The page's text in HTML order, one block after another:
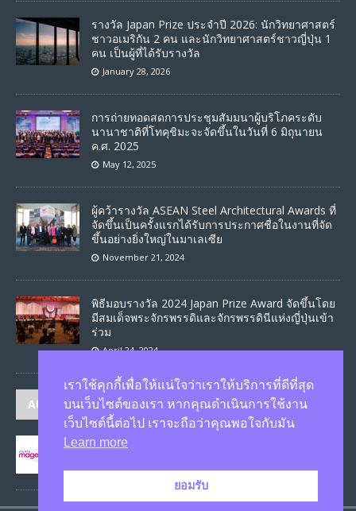
รางวัล Japan Prize ประจำปี 2026: นักวิทยาศาสตร์
ชาวอเมริกัน 2 คน และนักวิทยาศาสตร์ชาวญี่ปุ่น 1
คน เป็นผู้ที่ได้รับรางวัล
January 28, 2026
การถ่ายทอดสดการประชุมสัมมนาผู้บริโภคระดับ
นานาชาติที่โทคุชิมะจะจัดขึ้นในวันที่ 6 มิถุนายน
ค.ศ. 2025
May 12, 2025
ผู้คว้ารางวัล ASEAN Steel Architectural Awards ที่
จัดขึ้นเป็นครั้งแรกได้รับการประกาศชื่อในงานที่จัด
ขึ้นอย่างยิ่งใหญ่ในมาเลเซีย
November 21, 2024
พิธีมอบรางวัล 2024 Japan Prize Award จัดขึ้นโดย
มีสมเด็จพระจักรพรรดิและจักรพรรดินีแห่งญี่ปุ่นเข้า
ร่วม
April 24, 2024
AUTHORS
JASON
เราใช้คุกกี้เพื่อให้แน่ใจว่าเราให้บริการที่ดีที่สุด
บนเว็บไซต์ของเรา หากคุณดำเนินการใช้งาน
เว็บไซต์นี้ต่อไป เราจะถือว่าคุณพอใจกับมัน
Learn more
ยอมรับ